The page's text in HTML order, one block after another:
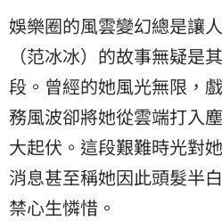
娛樂圈的風雲變幻總是讓
（范冰冰）的故事無疑是
段。曾經的她風光無限，
務風波卻將她從雲端打入
大起伏。這段艱難時光對
消息甚至稱她因此頭髮半
禁心生憐惜。